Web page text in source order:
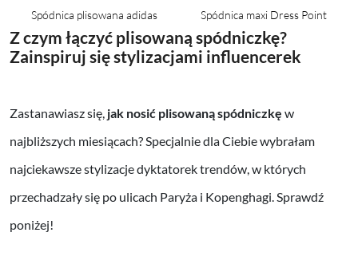
Spódnica plisowana adidas Spódnica maxi Dress Point
Z czym łączyć plisowaną spódniczkę?
Zainspiruj się stylizacjami influencerek
Zastanawiasz się, jak nosić plisowaną spódniczkę w
najbliższych miesiącach? Specjalnie dla Ciebie wybrałam
najciekawsze stylizacje dyktatorek trendów, w których
przechadzały się po ulicach Paryża i Kopenghagi. Sprawdź
poniżej!